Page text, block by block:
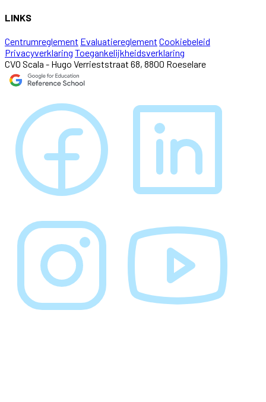
LINKS
Centrumreglement Evaluatiereglement Cookiebeleid
Privacyverklaring Toegankelijkheidsverklaring
CVO Scala - Hugo Verrieststraat 68, 8800 Roeselare